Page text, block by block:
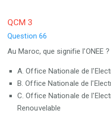
QCM 3
Question 66
Au Maroc, que signifie l'ONEE ?
A. Office Nationale de
B. Office Nationale de
C. Office Nationale de
Renouvelable